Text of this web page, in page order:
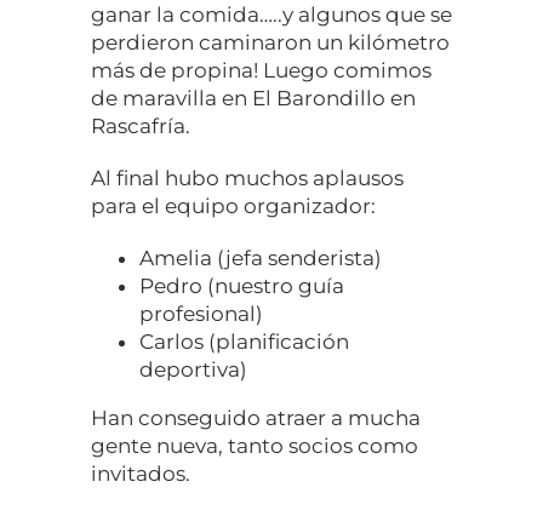
ganar la comida…..y algunos que se
perdieron caminaron un kilómetro
más de propina! Luego comimos
de maravilla en El Barondillo en
Rascafría.
Al final hubo muchos aplausos
para el equipo organizador:
Amelia (jefa senderista)
Pedro (nuestro guía
profesional)
Carlos (planificación
deportiva)
Han conseguido atraer a mucha
gente nueva, tanto socios como
invitados.